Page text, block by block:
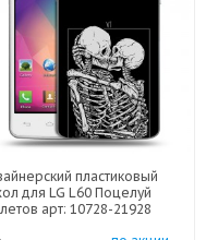
пластиковый
для LG L60 Поцелуй
арт: 10728-21928